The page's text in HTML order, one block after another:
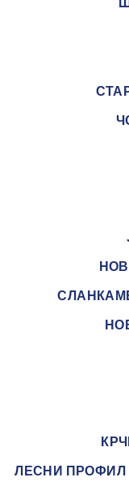
ЛЕСНИ ПРОФИЛ